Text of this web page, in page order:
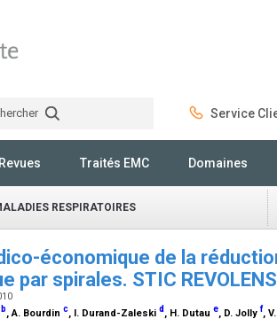
Service
Revues Traités EMC Domaines
RESPIRATOIRES
économique de la
par spirales. STIC REVOLENS
b, A. Bourdin c, I. Durand-Zaleski d , H. Dutau e, D. Jolly f,